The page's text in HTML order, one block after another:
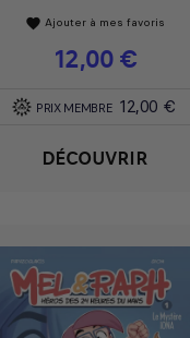
favorite Ajouter à mes favoris
Prix
12,00 €
PRIX MEMBRE 12,00 €
DÉCOUVRIR